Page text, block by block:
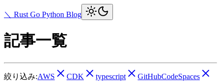
＼ Rust Go Python Blog
記事一覧
絞り込み:AWS CDK typescript
GitHubCodeSpaces